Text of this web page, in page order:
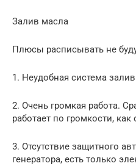
Залив масла
Плюсы расписывать не
1. Неудобная система
2. Очень громкая работа.
работает по громкости,
3. Отсутствие защитного
генератора, есть только